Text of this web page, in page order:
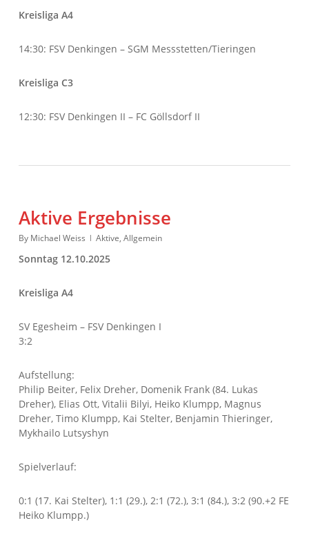
Kreisliga A4
14:30: FSV Denkingen – SGM Messstetten/Tieringen
Kreisliga C3
12:30: FSV Denkingen II – FC Göllsdorf II
Aktive Ergebnisse
By Michael Weiss Aktive, Allgemein
Sonntag 12.10.2025
Kreisliga A4
SV Egesheim – FSV Denkingen I
3:2
Aufstellung:
Philip Beiter, Felix Dreher, Domenik Frank (84. Lukas
Dreher), Elias Ott, Vitalii Bilyi, Heiko Klumpp, Magnus
Dreher, Timo Klumpp, Kai Stelter, Benjamin Thieringer,
Mykhailo Lutsyshyn
Spielverlauf:
0:1 (17. Kai Stelter), 1:1 (29.), 2:1 (72.), 3:1 (84.), 3:2 (90.+2 FE
Heiko Klumpp.)